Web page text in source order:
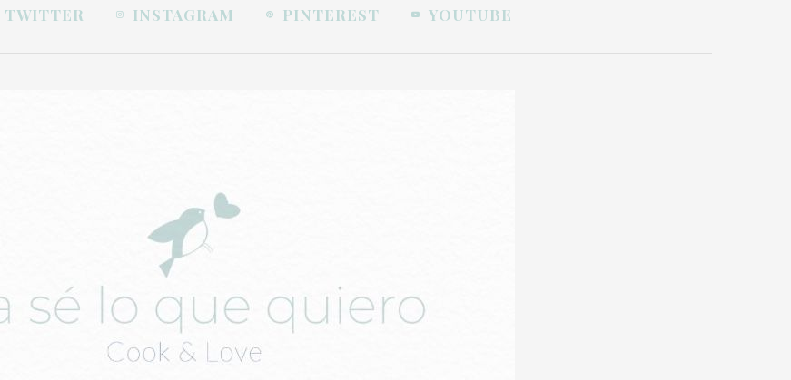
TWITTER INSTAGRAM PINTEREST YOUTUBE